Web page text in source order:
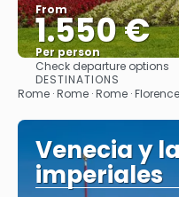
From
1.550 €
Per person
Check departure options
DESTINATIONS
Rome · Rome · Rome ·
Venecia y
imperiales